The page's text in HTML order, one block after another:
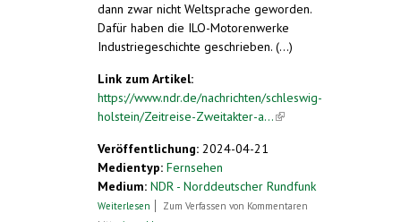
dann zwar nicht Weltsprache geworden.
Dafür haben die ILO-Motorenwerke
Industriegeschichte geschrieben. (...)
Link zum Artikel:
https://www.ndr.de/nachrichten/schleswig-
holstein/Zeitreise-Zweitakter-a...(link is
Veröffentlichung: 2024-04-21
Medientyp: Fernsehen
Medium: NDR - Norddeutscher Rundfunk
Weiterlesen über Zeitreise: Zweitakter aus Pinneberg
Zum Verfassen von Kommentaren